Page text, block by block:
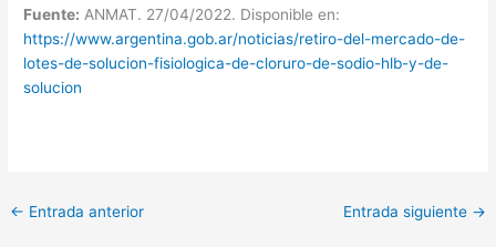
Fuente: ANMAT. 27/04/2022. Disponible en:
https://www.argentina.gob.ar/noticias/retiro-del-mercado-de-
lotes-de-solucion-fisiologica-de-cloruro-de-sodio-hlb-y-de-
solucion
← Entrada anterior Entrada siguiente →